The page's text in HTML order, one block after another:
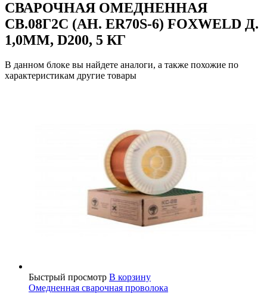
СВАРОЧНАЯ ОМЕДНЕННАЯ
СВ.08Г2С (АН. ER70S-6) FOXWELD Д.
1,0ММ, D200, 5 КГ
В данном блоке вы найдете аналоги, а также похожие по
характеристикам другие товары
Быстрый просмотр В корзину
Омедненная сварочная проволока